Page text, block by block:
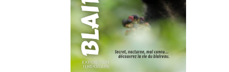
d
e
v
u